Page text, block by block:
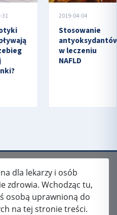
31 2019-04-04
Stosowanie
w leczeniu
NAFLD
dla lekarzy i osób
zdrowia. Wchodząc tu,
osobą uprawnioną do
na tej stronie treści.